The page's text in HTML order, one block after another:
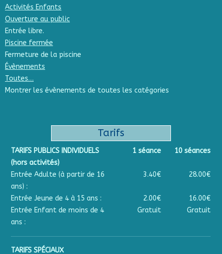
Activités Enfants
Ouverture au public
Entrée libre.
Piscine fermée
Fermeture de la piscine
Évènements
Toutes…
Montrer les évènements de toutes les catégories
Tarifs
TARIFS PUBLICS INDIVIDUELS
(hors activités)
1 séance 10 séances
Entrée Adulte (à partir de 16
ans) :
3.40€ 28.00€
Entrée Jeune de 4 à 15 ans : 2.00€
16.00€
Entrée Enfant de moins de 4
ans :
Gratuit Gratuit
TARIFS SPÉCIAUX